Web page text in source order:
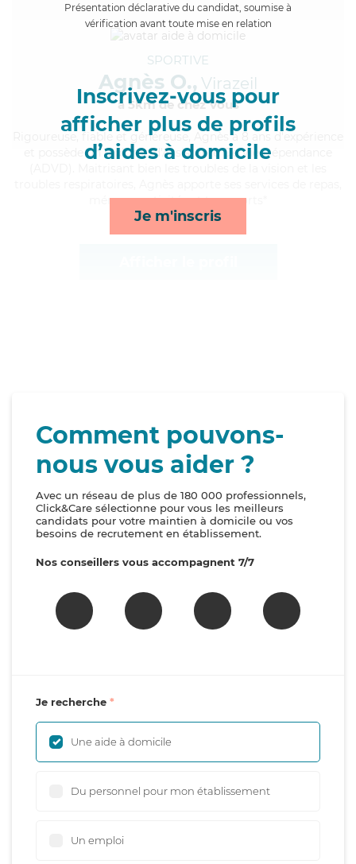
Présentation déclarative du candidat, soumise à
vérification avant toute mise en relation
Inscrivez-vous pour
afficher plus de profils
d’aides à domicile
Je m'inscris
SPORTIVE
Agnès O., Virazeil
à 5km de chez Vous
, fiable et généreuse, Agnès a 8 ans d'expérience
et possède un diplôme d'Assistante De Vie Dépendance
ménage, activités et transports*
Comment pouvons-
nous vous aider ?
Avec un réseau de plus de 180 000 professionnels,
Click&Care sélectionne pour vous les meilleurs
candidats pour votre maintien à domicile ou vos
besoins de recrutement en établissement.
Nos conseillers vous accompagnent 7/7
Je recherche
Une aide à domicile
Du personnel pour mon établissement
Un emploi